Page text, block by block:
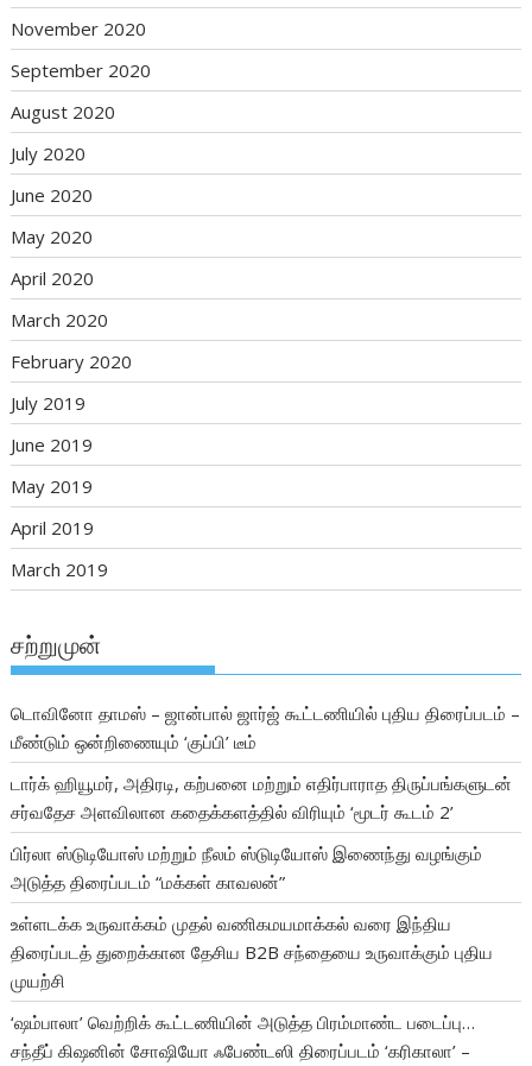
November 2020
September 2020
August 2020
July 2020
June 2020
May 2020
April 2020
March 2020
February 2020
July 2019
June 2019
May 2019
April 2019
March 2019
சற்றுமுன்
டொவினோ தாமஸ் – ஜான்பால் ஜார்ஜ் கூட்டணியில் புதிய திரைப்படம் –
மீண்டும் ஒன்றிணையும் ‘குப்பி’ டீம்
டார்க் ஹியூமர், அதிரடி, கற்பனை மற்றும் எதிர்பாராத திருப்பங்களுடன்
சர்வதேச அளவிலான கதைக்களத்தில் விரியும் ‘மூடர் கூடம் 2’
பிர்லா ஸ்டுடியோஸ் மற்றும் நீலம் ஸ்டுடியோஸ் இணைந்து வழங்கும்
அடுத்த திரைப்படம் “மக்கள் காவலன்”
உள்ளடக்க உருவாக்கம் முதல் வணிகமயமாக்கல் வரை இந்திய
திரைப்படத் துறைக்கான தேசிய B2B சந்தையை உருவாக்கும் புதிய
முயற்சி
‘ஷம்பாலா’ வெற்றிக் கூட்டணியின் அடுத்த பிரம்மாண்ட படைப்பு…
சந்தீப் கிஷனின் சோஷியோ ஃபேண்டஸி திரைப்படம் ‘கரிகாலா’ –